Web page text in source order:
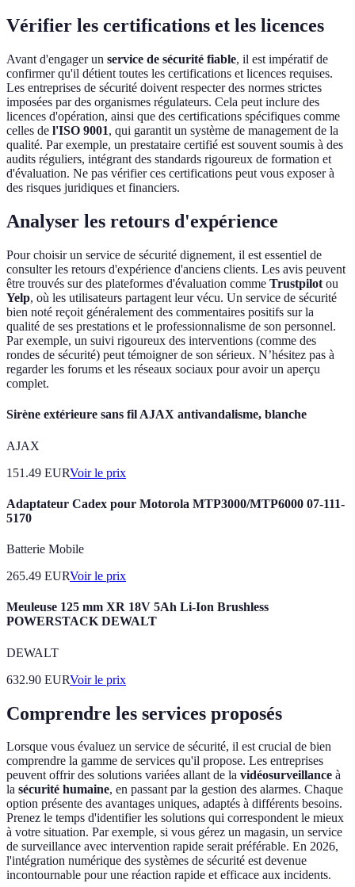
Vérifier les certifications et les licences
Avant d'engager un service de sécurité fiable, il est impératif de
confirmer qu'il détient toutes les certifications et licences requises.
Les entreprises de sécurité doivent respecter des normes strictes
imposées par des organismes régulateurs. Cela peut inclure des
licences d'opération, ainsi que des certifications spécifiques comme
celles de l'ISO 9001, qui garantit un système de management de la
qualité. Par exemple, un prestataire certifié est souvent soumis à des
audits réguliers, intégrant des standards rigoureux de formation et
d'évaluation. Ne pas vérifier ces certifications peut vous exposer à
des risques juridiques et financiers.
Analyser les retours d'expérience
Pour choisir un service de sécurité dignement, il est essentiel de
consulter les retours d'expérience d'anciens clients. Les avis peuvent
être trouvés sur des plateformes d'évaluation comme Trustpilot ou
Yelp, où les utilisateurs partagent leur vécu. Un service de sécurité
bien noté reçoit généralement des commentaires positifs sur la
qualité de ses prestations et le professionnalisme de son personnel.
Par exemple, un suivi rigoureux des interventions (comme des
rondes de sécurité) peut témoigner de son sérieux. N’hésitez pas à
regarder les forums et les réseaux sociaux pour avoir un aperçu
complet.
Sirène extérieure sans fil AJAX antivandalisme, blanche
AJAX
151.49 EURVoir le prix
Adaptateur Cadex pour Motorola MTP3000/MTP6000 07-111-
5170
Batterie Mobile
265.49 EURVoir le prix
Meuleuse 125 mm XR 18V 5Ah Li-Ion Brushless
POWERSTACK DEWALT
DEWALT
632.90 EURVoir le prix
Comprendre les services proposés
Lorsque vous évaluez un service de sécurité, il est crucial de bien
comprendre la gamme de services qu'il propose. Les entreprises
peuvent offrir des solutions variées allant de la vidéosurveillance à
la sécurité humaine, en passant par la gestion des alarmes. Chaque
option présente des avantages uniques, adaptés à différents besoins.
Prenez le temps d'identifier les solutions qui correspondent le mieux
à votre situation. Par exemple, si vous gérez un magasin, un service
de surveillance avec intervention rapide serait préférable. En 2026,
l'intégration numérique des systèmes de sécurité est devenue
incontournable pour une réaction rapide et efficace aux incidents.